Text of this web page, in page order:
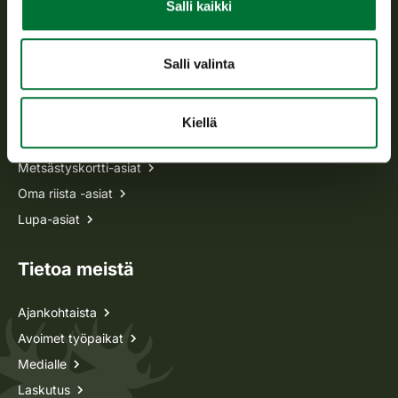
Salli kaikki
Salli valinta
Kiellä
Usein kysytyt kysymykset
Metsästyskortti-asiat
Oma riista -asiat
Lupa-asiat
Tietoa meistä
Ajankohtaista
Avoimet työpaikat
Medialle
Laskutus